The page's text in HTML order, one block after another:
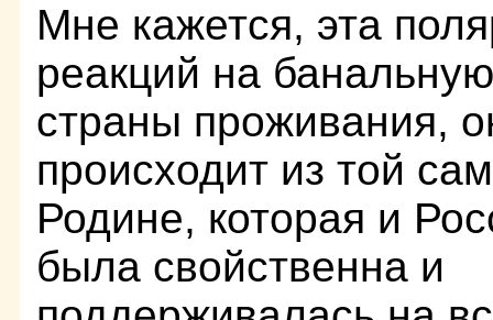
Мне кажется, эта
реакций на
страны проживания,
происходит из той
Родине, которая и
была свойственна и